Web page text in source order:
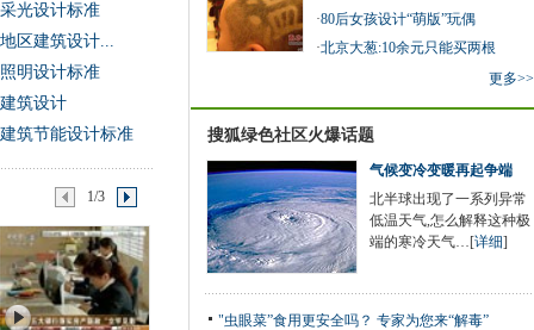
光设计标准
区建筑设计...
明设计标准
筑设计
筑节能设计标准
1/3
·80后女孩设计“萌版”玩偶
·北京大葱:10余元只能买两根
更多>>
搜狐绿色社区火爆话题
气候变冷变暖再起争端
北半球出现了一系列异常
低温天气,怎么解释这种极
端的寒冷天气…[详细]
"虫眼菜”食用更安全吗？ 专家为您来“解毒”